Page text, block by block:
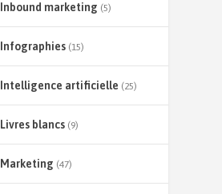
Inbound marketing (5)
Infographies(15)
Intelligence artificielle (25)
Livres blancs(9)
Marketing (47)